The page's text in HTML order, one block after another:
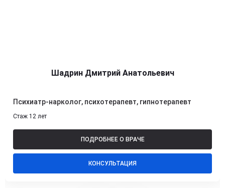
Шадрин Дмитрий Анатольевич
Психиатр-нарколог, психотерапевт, гипнотерапевт
Стаж 12 лет
ПОДРОБНЕЕ О ВРАЧЕ
КОНСУЛЬТАЦИЯ